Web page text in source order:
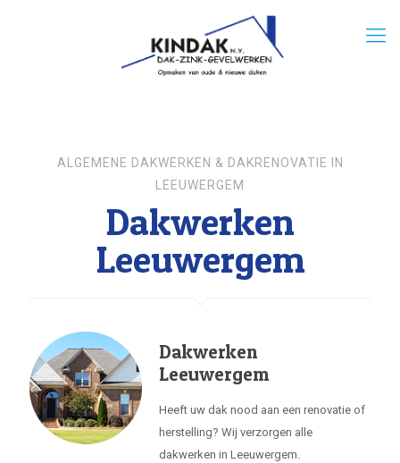
ALGEMENE DAKWERKEN & DAKRENOVATIE IN
LEEUWERGEM
Dakwerken
Leeuwergem
Dakwerken
Leeuwergem
Heeft uw dak nood aan een renovatie of
herstelling? Wij verzorgen alle
dakwerken in Leeuwergem.